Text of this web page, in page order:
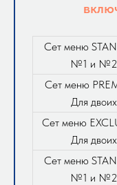
Сет меню
№1 и №2
Сет меню
Для двоих
Сет меню
Для двоих
Сет меню
№1 и №2